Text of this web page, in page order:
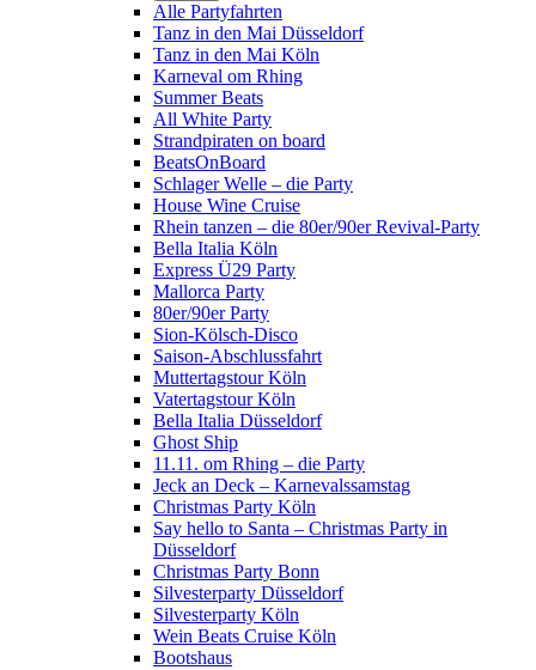
Alle Partyfahrten
Tanz in den Mai Düsseldorf
Tanz in den Mai Köln
Karneval om Rhing
Summer Beats
All White Party
Strandpiraten on board
BeatsOnBoard
Schlager Welle – die Party
House Wine Cruise
Rhein tanzen – die 80er/90er Revival-Party
Bella Italia Köln
Express Ü29 Party
Mallorca Party
80er/90er Party
Sion-Kölsch-Disco
Saison-Abschlussfahrt
Muttertagstour Köln
Vatertagstour Köln
Bella Italia Düsseldorf
Ghost Ship
11.11. om Rhing – die Party
Jeck an Deck – Karnevalssamstag
Christmas Party Köln
Say hello to Santa – Christmas Party in
Düsseldorf
Christmas Party Bonn
Silvesterparty Düsseldorf
Silvesterparty Köln
Wein Beats Cruise Köln
Bootshaus